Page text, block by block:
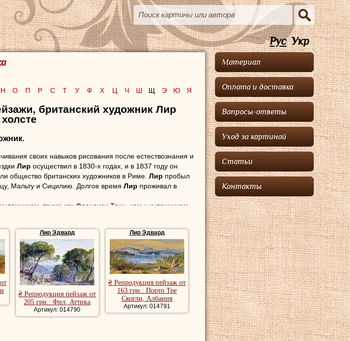
Рус Укр
Н О П Р С Т У Ф Х Ц Ч Ш Щ Э Ю Я
британский художник Лир
своих навыков рисования после естествознания и
Лир осуществил в 1830-х годах, и в 1837 году он
общество британских художников в Риме. Лир пробыл
Мальту и Сицилию. Долгое время Лир проживал в
таким как Френсиси Таун, чем к художникам
наложение цвета водой и тщательным рисунком
в его композициях.
репродукции пейзажи художника, картины
пейзаж, речной пейзаж, красивые картины
Лир Эдвард
₴ Репродукция пейзаж от
205 грн.: Фил, Аттика
Артикул: 014790
Лир Эдвард
₴ Репродукция пейзаж от
163 грн.: Порто Тре
Скогли, Албания
Артикул: 014791
Материал
Оплата и доставка
Вопросы-ответы
Уход за картиной
Статьи
Контакты